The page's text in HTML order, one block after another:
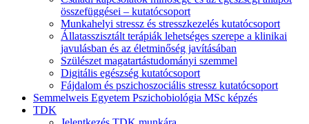
összefüggései – kutatócsoport
Munkahelyi stressz és stresszkezelés kutatócsoport
Állatasszisztált terápiák lehetséges szerepe a klinikai
javulásban és az életminőség javításában
Szülészet magatartástudományi szemmel
Digitális egészség kutatócsoport
Fájdalom és pszichoszociális stressz kutatócsoport
Semmelweis Egyetem Pszichobiológia MSc képzés
TDK